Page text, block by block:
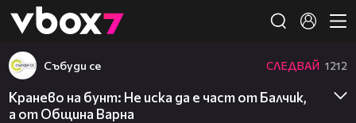
👾
Събуди се СЛЕДВАЙ 1212
Кранево на бунт: Не иска да е част от Балчик,
а от Община Варна